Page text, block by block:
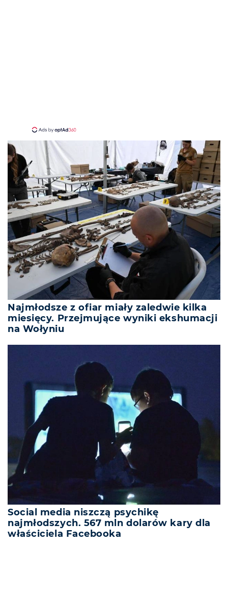
Najmłodsze z ofiar miały zaledwie kilka
miesięcy. Przejmujące wyniki ekshumacji
na Wołyniu
Social media niszczą psychikę
najmłodszych. 567 mln dolarów kary dla
właściciela Facebooka